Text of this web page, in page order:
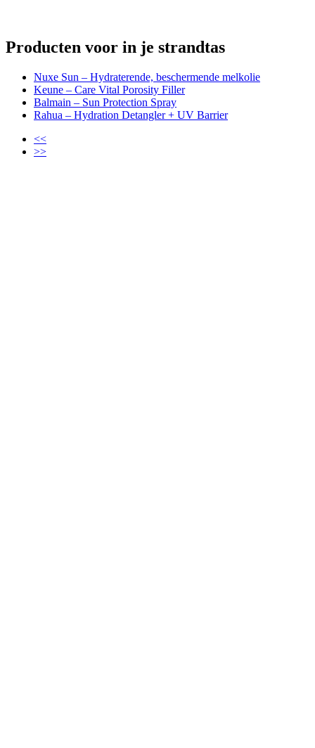
Producten voor in je strandtas
Nuxe Sun – Hydraterende, beschermende melkolie
Keune – Care Vital Porosity Filler
Balmain – Sun Protection Spray
Rahua – Hydration Detangler + UV Barrier
<<
>>